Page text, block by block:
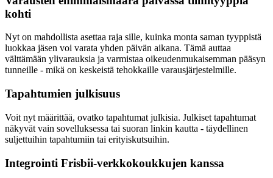
kohti
Nyt on mahdollista asettaa raja sille, kuinka monta saman tyyppistä
luokkaa jäsen voi varata yhden päivän aikana. Tämä auttaa
välttämään ylivarauksia ja varmistaa oikeudenmukaisemman pääsyn
tunneille - mikä on keskeistä tehokkaille varausjärjestelmille.
Tapahtumien julkisuus
Voit nyt määrittää, ovatko tapahtumat julkisia. Julkiset tapahtumat
näkyvät vain sovelluksessa tai suoran linkin kautta - täydellinen
suljettuihin tapahtumiin tai erityiskutsuihin.
Integrointi Frisbii-verkkokoukkujen kanssa